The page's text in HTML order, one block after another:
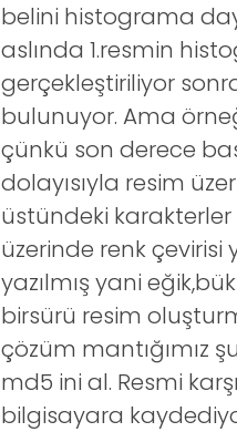
belini histograma
aslında 1.resmin
gerçekleştiriliyor
bulunuyor. Ama
çünkü son derece
dolayısıyla resim
üstündeki karakterler
üzerinde renk çevirisi
yazılmış yani
birsürü resim
çözüm mantığımız
md5 ini al. Resmi
bilgisayara